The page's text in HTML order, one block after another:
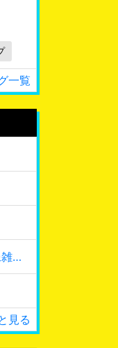
一覧
サイバーパンク2077フォトモード画像雑談
見る